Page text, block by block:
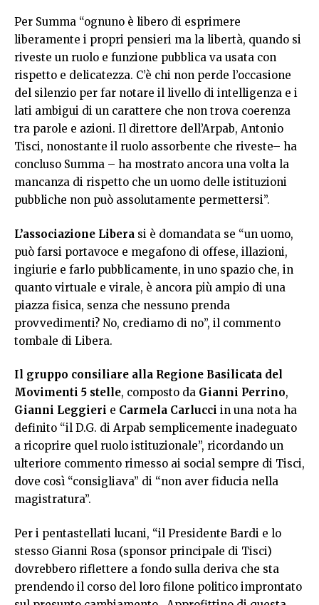
Per Summa “ognuno è libero di esprimere
liberamente i propri pensieri ma la libertà, quando si
riveste un ruolo e funzione pubblica va usata con
rispetto e delicatezza. C’è chi non perde l’occasione
del silenzio per far notare il livello di intelligenza e i
lati ambigui di un carattere che non trova coerenza
tra parole e azioni. Il direttore dell’Arpab, Antonio
Tisci, nonostante il ruolo assorbente che riveste– ha
concluso Summa – ha mostrato ancora una volta la
mancanza di rispetto che un uomo delle istituzioni
pubbliche non può assolutamente permettersi”.
L’associazione Libera si è domandata se “un uomo,
può farsi portavoce e megafono di offese, illazioni,
ingiurie e farlo pubblicamente, in uno spazio che, in
quanto virtuale e virale, è ancora più ampio di una
piazza fisica, senza che nessuno prenda
provvedimenti? No, crediamo di no”, il commento
tombale di Libera.
Il gruppo consiliare alla Regione Basilicata del
Movimenti 5 stelle, composto da Gianni Perrino,
Gianni Leggieri e Carmela Carlucci in una nota ha
definito “il D.G. di Arpab semplicemente inadeguato
a ricoprire quel ruolo istituzionale”, ricordando un
ulteriore commento rimesso ai social sempre di Tisci,
dove così “consigliava” di “non aver fiducia nella
magistratura”.
Per i pentastellati lucani, “il Presidente Bardi e lo
stesso Gianni Rosa (sponsor principale di Tisci)
dovrebbero riflettere a fondo sulla deriva che sta
prendendo il corso del loro filone politico improntato